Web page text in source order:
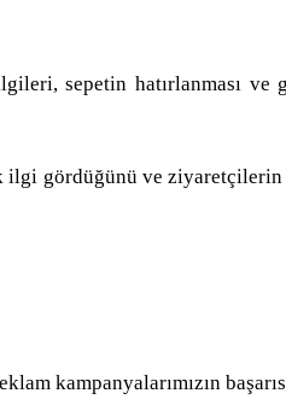
sepetin hatırlanması
gördüğünü ve
kampanyalarımızın